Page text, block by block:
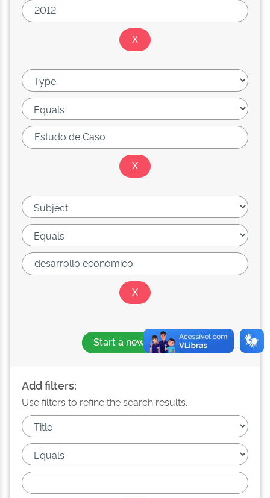
Start a new search
Add filters:
Use filters to refine the search results.